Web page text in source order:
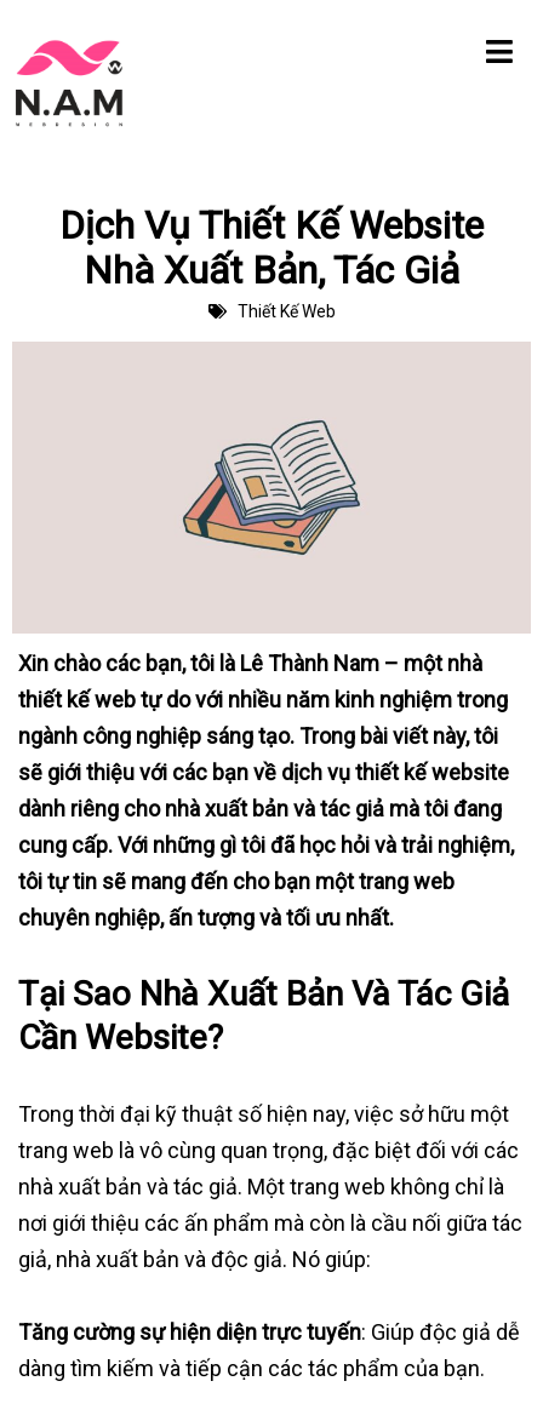
Chuyển
tới
Dịch Vụ Thiết Kế Website
Nhà Xuất Bản, Tác Giả
Thiết Kế Web
Xin chào các bạn, tôi là Lê Thành Nam – một nhà
thiết kế web tự do với nhiều năm kinh nghiệm trong
ngành công nghiệp sáng tạo. Trong bài viết này, tôi
sẽ giới thiệu với các bạn về dịch vụ thiết kế website
dành riêng cho nhà xuất bản và tác giả mà tôi đang
cung cấp. Với những gì tôi đã học hỏi và trải nghiệm,
tôi tự tin sẽ mang đến cho bạn một trang web
chuyên nghiệp, ấn tượng và tối ưu nhất.
Tại Sao Nhà Xuất Bản Và Tác Giả
Cần Website?
Trong thời đại kỹ thuật số hiện nay, việc sở hữu một
trang web là vô cùng quan trọng, đặc biệt đối với các
nhà xuất bản và tác giả. Một trang web không chỉ là
nơi giới thiệu các ấn phẩm mà còn là cầu nối giữa tác
giả, nhà xuất bản và độc giả. Nó giúp:
Tăng cường sự hiện diện trực tuyến: Giúp độc giả dễ
dàng tìm kiếm và tiếp cận các tác phẩm của bạn.